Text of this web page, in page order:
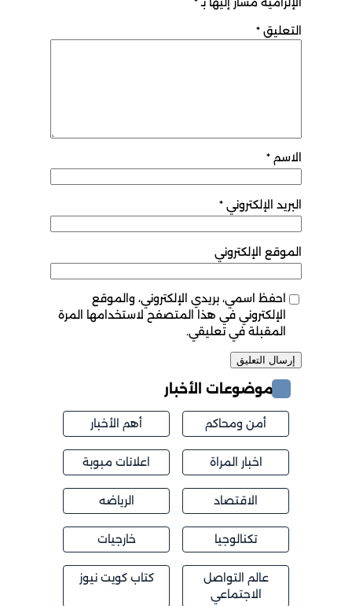
التعليق *
الاسم *
البريد الإلكتروني *
الموقع الإلكتروني
احفظ اسمي، بريدي الإلكتروني، والموقع
الإلكتروني في هذا المتصفح لاستخدامها المرة
المقبلة في تعليقي.
موضوعات الأخبار
أمن ومحاكم أهم الأخبار
اخبار المراة اعلانات مبوبة
الاقتصاد الرياضه
تكنالوجيا خارجيات
عالم التواصل
الاجتماعي
كتاب كويت نيوز